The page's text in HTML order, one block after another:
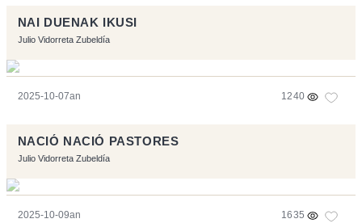
NAI DUENAK IKUSI
Julio Vidorreta Zubeldía
2025-10-07an 1240
NACIÓ NACIÓ PASTORES
Julio Vidorreta Zubeldía
2025-10-09an 1635